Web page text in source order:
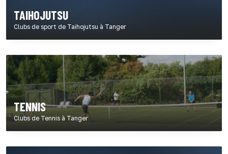
TAIHOJUTSU
Clubs de sport de Taihojutsu à Tanger
TENNIS
Clubs de Tennis à Tanger